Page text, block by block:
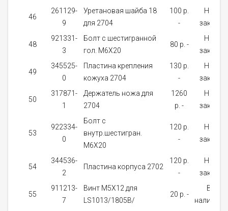
46
261129-
9
Уретановая шайба 18
для 2704
100 p.
-
На
заказ
48
921331-
3
Болт с шестигранной
гол. M6X20
80 p. -
На
заказ
49
345525-
0
Пластина крепления
кожуха 2704
130 p.
-
На
заказ
50
317871-
1
Держатель ножа для
2704
1260
p. -
На
заказ
53
922334-
0
Болт с
внутр.шестигран.
М6Х20
120 p.
-
На
заказ
54
344536-
2
Пластина корпуса 2702
120 p.
-
На
заказ
55
911213-
7
Винт M5X12 для
LS1013/1805B/
20 p. -
В
наличии